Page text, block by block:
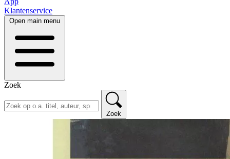
Klantenservice
Open main menu
Zoek
Zoek